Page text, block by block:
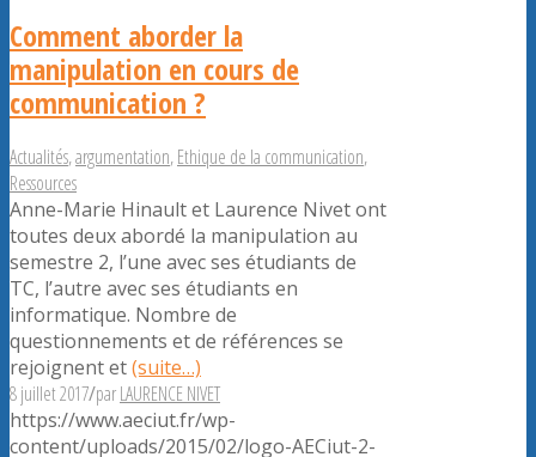
Comment aborder la
manipulation en cours de
communication ?
Actualités,argumentation,Ethique de la communication,
Ressources
Anne-Marie Hinault et Laurence Nivet ont
toutes deux abordé la manipulation au
semestre 2, l’une avec ses étudiants de
TC, l’autre avec ses étudiants en
informatique. Nombre de
questionnements et de références se
rejoignent et(suite…)
8 juillet 2017/parLAURENCE NIVET
https://www.aeciut.fr/wp-
content/uploads/2015/02/logo-AECiut-2-